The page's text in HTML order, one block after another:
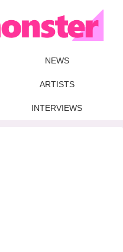
NEWS
ARTISTS
INTERVIEWS